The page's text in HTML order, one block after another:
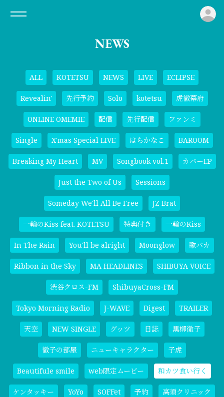
NEWS
ALL KOTETSU NEWS LIVE ECLIPSE
Revealin' 先行予約 Solo kotetsu 虎徹幕府
ONLINE OMEMIE 配信 先行配信 ファンミ
Single X'mas Special LIVE はらかなこ BAROOM
Breaking My Heart MV Songbook vol.1 カバーEP
Just the Two of Us Sessions
Someday We'll All Be Free JZ Brat
一輪のKiss feat. KOTETSU 特典付き 一輪のKiss
In The Rain You'll be alright Moonglow 歌バカ
Ribbon in the Sky MA HEADLINES SHIBUYA VOICE
渋谷クロス-FM ShibuyaCross-FM
Tokyo Morning Radio J-WAVE Digest TRAILER
天空 NEW SINGLE グッツ 日誌 黒柳徹子
徹子の部屋 ニューキャラクター 子虎
Beautifule smile web限定ムービー 和カツ食い行く
ケンタッキー YoYo SOFFet 予約 高須クリニック